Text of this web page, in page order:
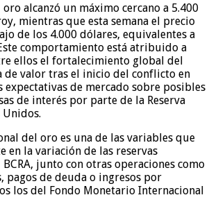
alcanzó un máximo cercano a 5.400
mientras que esta semana el precio
de los 4.000 dólares, equivalentes a
comportamiento está atribuido a
ellos el fortalecimiento global del
de valor tras el inicio del conflicto en
expectativas de mercado sobre posibles
de interés por parte de la Reserva
Unidos.
del oro es una de las variables que
en la variación de las reservas
junto con otras operaciones como
pagos de deuda o ingresos por
los del Fondo Monetario Internacional